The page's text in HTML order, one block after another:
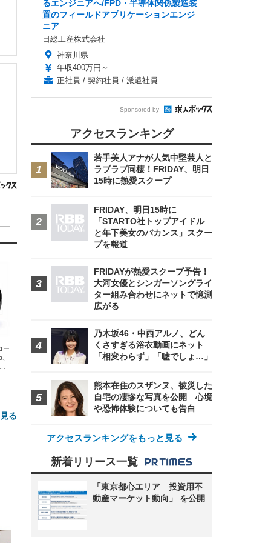
ー
る
るエンジニアへ/FPD・半導体関係製造装
置のフィールドアプリケーションエンジ
ニア
日総工産株式会社
神奈川県
年収400万円～
正社員 / 契約社員 / 派遣社員
Sponsored by
アクセスランキング
若手美人アナが人気中堅芸人と
ラブラブ同棲！FRIDAY、明日
15時に熱愛スクープ
FRIDAY、明日15時に
「STARTO社トップアイドル
と年下美女のバカンス」スクー
プを報道
FRIDAYが熱愛スクープ予告！
大河女優とシンガーソングライ
ター組み合わせにネットで憶測
広がる
乃木坂46・中西アルノ、どん
くさすぎる浴衣動画にネット
「相変わらず」「嘘でしょ…」
熊本在住のスザンヌ、被災した
自宅の凄惨な写真を公開 心境
や恐怖体験についても告白
アクセスランキングをもっと見る
新着リリース一覧
「東京都心エリア 投資用不
動産マーケット動向」 を公開